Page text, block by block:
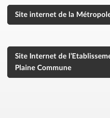
Site internet de la
Site Internet de
Plaine Commune